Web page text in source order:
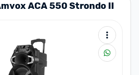
ACA 550 Strondo II